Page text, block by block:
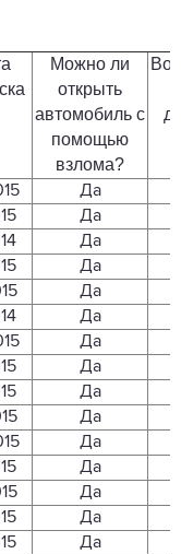
Можно ли
открыть
автомобиль с
помощью
взлома?
Да
Да
Да
Да
Да
Да
Да
Да
Да
Да
Да
Да
Да
Да
Да